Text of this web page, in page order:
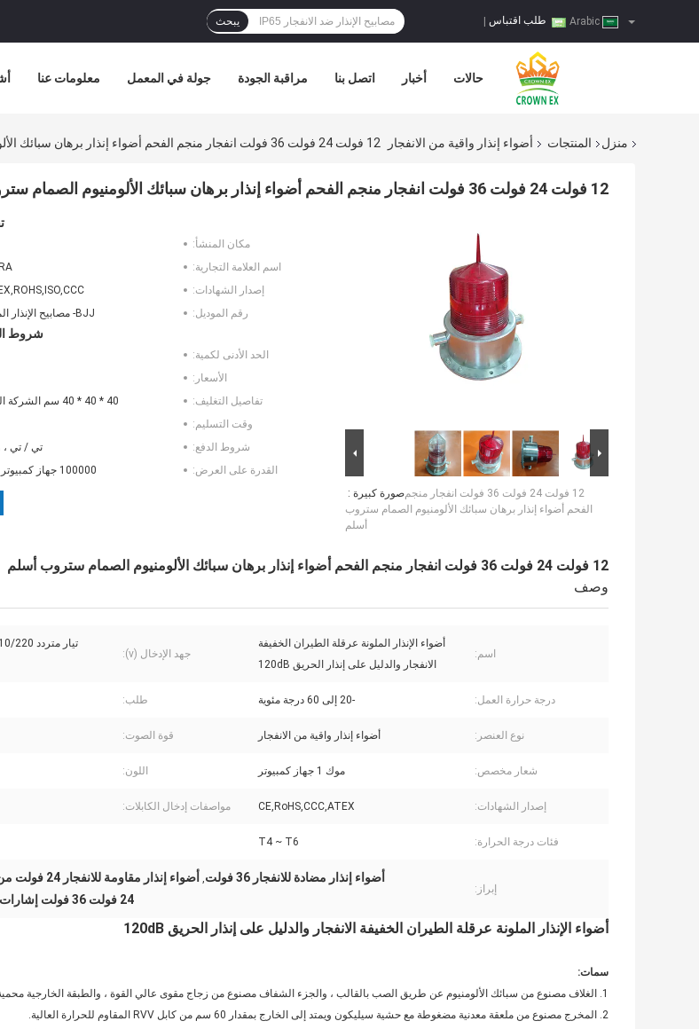
طلب اقتباس يبحث
معلومات عنا جولة في المعمل مراقبة الجودة اتصل بنا أخبار حالات
منزل المنتجات أضواء إنذار واقية من الانفجار 12 فولت 24 فولت 36 فولت انفجار منجم الفحم أضواء إنذار برهان سبائك الألومنيوم الصمام ستروب أسلم
12 فولت 24 فولت 36 فولت انفجار منجم الفحم أضواء إنذار برهان سبائك الألومنيوم الصمام ستروب أسلم
صورة كبيرة :12 فولت 24 فولت 36 فولت انفجار منجم
الفحم أضواء إنذار برهان سبائك الألومنيوم الصمام ستروب
أسلم
مكان المنشأ:
اسم العلامة التجارية:
إصدار الشهادات:
رقم الموديل:
BJJ- مصابيح الإنذار المقاومة للانفجار
شروط
الحد الأدنى لكمية:
الأسعار:
تفاصيل التغليف:
40 * 40 * 40 سم الشركة التونسية للملاحة
وقت التسليم:
شروط الدفع:
تي / تي ،
القدرة على العرض:
100000 جهاز كمبيوتر شخصى شهريا
12 فولت 24 فولت 36 فولت انفجار منجم الفحم أضواء إنذار برهان سبائك الألومنيوم الصمام ستروب أسلم
وصف
اسم:
أضواء الإنذار الملونة عرقلة الطيران الخفيفة
الانفجار والدليل على إنذار الحريق 120dB
جهد الإدخال (v):
درجة حرارة العمل: -20 إلى 60 درجة مئوية طلب:
نوع العنصر: أضواء إنذار واقية من الانفجار قوة الصوت:
شعار مخصص: موك 1 جهاز كمبيوتر اللون:
إصدار الشهادات: CE,RoHS,CCC,ATEX مواصفات إدخال الكابلات:
فئات درجة الحرارة: T4 ~ T6
إبراز:
أضواء إنذار مضادة للانفجار 36 فولت , أضواء إنذار مقاومة للانفجار 24 فولت من سبائك الألومنيوم
24 فولت 36 فولت إشارات مرور برهان سابق
أضواء الإنذار الملونة عرقلة الطيران الخفيفة الانفجار والدليل على إنذار الحريق 120dB
سمات:
1. الغلاف مصنوع من سبائك الألومنيوم عن طريق الصب بالقالب ، والجزء الشفاف مصنوع من زجاج مقوى عالي القوة ، والطبقة الخارجية محمية بشبكة حديدية.
2. المخرج مصنوع من ملعقة معدنية مضغوطة مع حشية سيليكون ويمتد إلى الخارج بمقدار 60 سم من كابل RVV المقاوم للحرارة العالية.